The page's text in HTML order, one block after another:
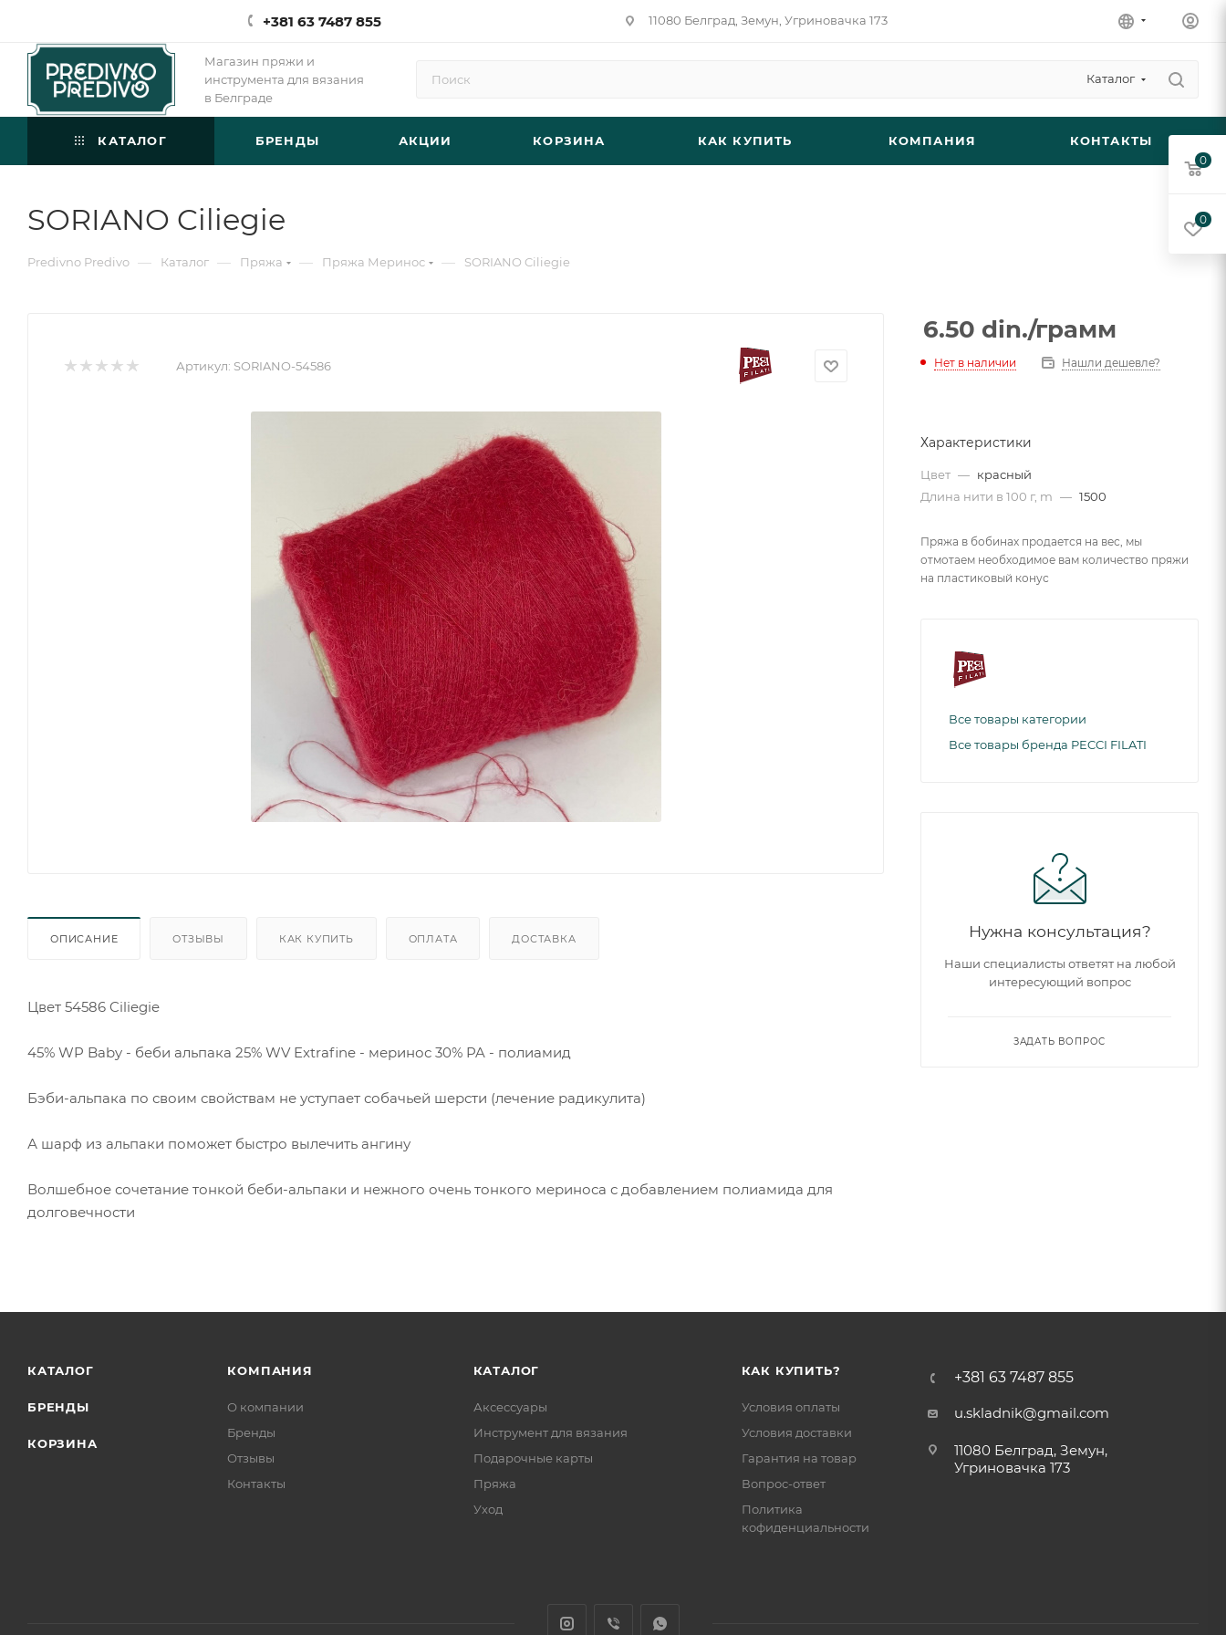
+381 63 7487 855 11080 Белград, Земун, Угриновачка 173
Магазин пряжи и
инструмента для вязания
в Белграде
Каталог
КАТАЛОГ БРЕНДЫ АКЦИИ КОРЗИНА КАК КУПИТЬ КОМПАНИЯ КОНТАКТЫ
SORIANO Ciliegie
Predivno Predivo — Каталог — Пряжа — Пряжа Меринос — SORIANO Ciliegie
Артикул: SORIANO-54586
ОПИСАНИЕ ОТЗЫВЫ КАК КУПИТЬ ОПЛАТА ДОСТАВКА
Цвет 54586 Ciliegie
45% WP Baby - беби альпака 25% WV Extrafine - меринос 30% PA - полиамид
Бэби-альпака по своим свойствам не уступает собачьей шерсти (лечение радикулита)
А шарф из альпаки поможет быстро вылечить ангину
Волшебное сочетание тонкой беби-альпаки и нежного очень тонкого мериноса с добавлением полиамида для
долговечности
6.50 din./грамм
Нет в наличии Нашли дешевле?
Характеристики
Цвет — красный
Длина нити в 100 г, m — 1500
Пряжа в бобинах продается на вес, мы
отмотаем необходимое вам количество пряжи
на пластиковый конус
Все товары категории
Все товары бренда PECCI FILATI
Нужна консультация?
Наши специалисты ответят на любой
интересующий вопрос
ЗАДАТЬ ВОПРОС
КАТАЛОГ
БРЕНДЫ
КОРЗИНА
КОМПАНИЯ
О компании
Бренды
Отзывы
Контакты
КАТАЛОГ
Аксессуары
Инструмент для вязания
Подарочные карты
Пряжа
Уход
КАК КУПИТЬ?
Условия оплаты
Условия доставки
Гарантия на товар
Вопрос-ответ
Политика
кофиденциальности
+381 63 7487 855
u.skladnik@gmail.com
11080 Белград, Земун,
Угриновачка 173
0
0